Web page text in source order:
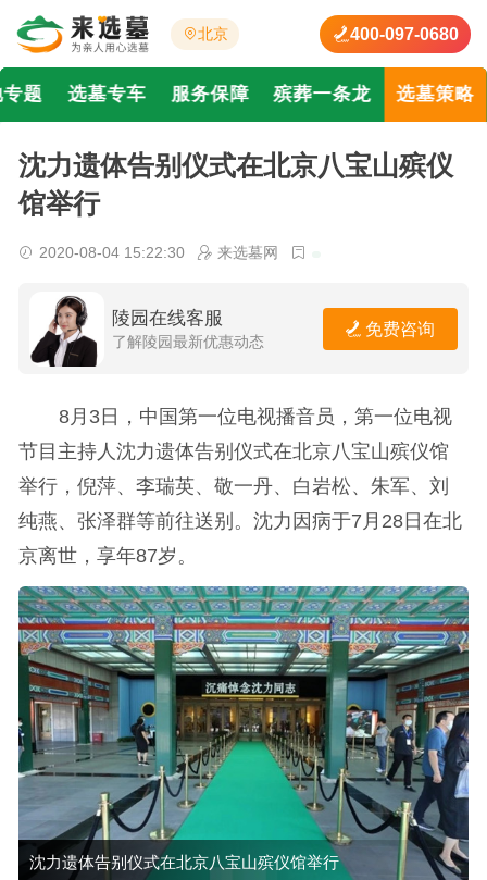
北京 400-097-0680
题 选墓专车 服务保障 殡葬一条龙 选墓策略
沈力遗体告别仪式在北京八宝山殡仪
馆举行
2020-08-04 15:22:30 来选墓网
陵园在线客服
了解陵园最新优惠动态
免费咨询
8月3日，中国第一位电视播音员，第一位电视
节目主持人沈力遗体告别仪式在北京八宝山殡仪馆
举行，倪萍、李瑞英、敬一丹、白岩松、朱军、刘
纯燕、张泽群等前往送别。沈力因病于7月28日在北
京离世，享年87岁。
沈力遗体告别仪式在北京八宝山殡仪馆举行